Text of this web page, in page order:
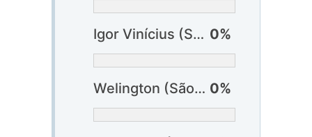
Igor Vinícius (São Paulo) 0%
Welington (São Paulo) 0%